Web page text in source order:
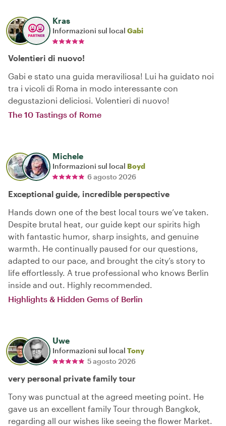
Kras
Informazioni sul local Gabi
Volentieri di nuovo!
Gabi e stato una guida meraviliosa! Lui ha guidato noi
tra i vicoli di Roma in modo interessante con
degustazioni deliciosi. Volentieri di nuovo!
The 10 Tastings of Rome
Michele
Informazioni sul local Boyd
6 agosto 2026
Exceptional guide, incredible perspective
Hands down one of the best local tours we’ve taken.
Despite brutal heat, our guide kept our spirits high
with fantastic humor, sharp insights, and genuine
warmth. He continually paused for our questions,
adapted to our pace, and brought the city’s story to
life effortlessly. A true professional who knows Berlin
inside and out. Highly recommended.
Highlights & Hidden Gems of Berlin
Uwe
Informazioni sul local Tony
5 agosto 2026
very personal private family tour
Tony was punctual at the agreed meeting point. He
gave us an excellent family Tour through Bangkok,
regarding all our wishes like seeing the flower Market.